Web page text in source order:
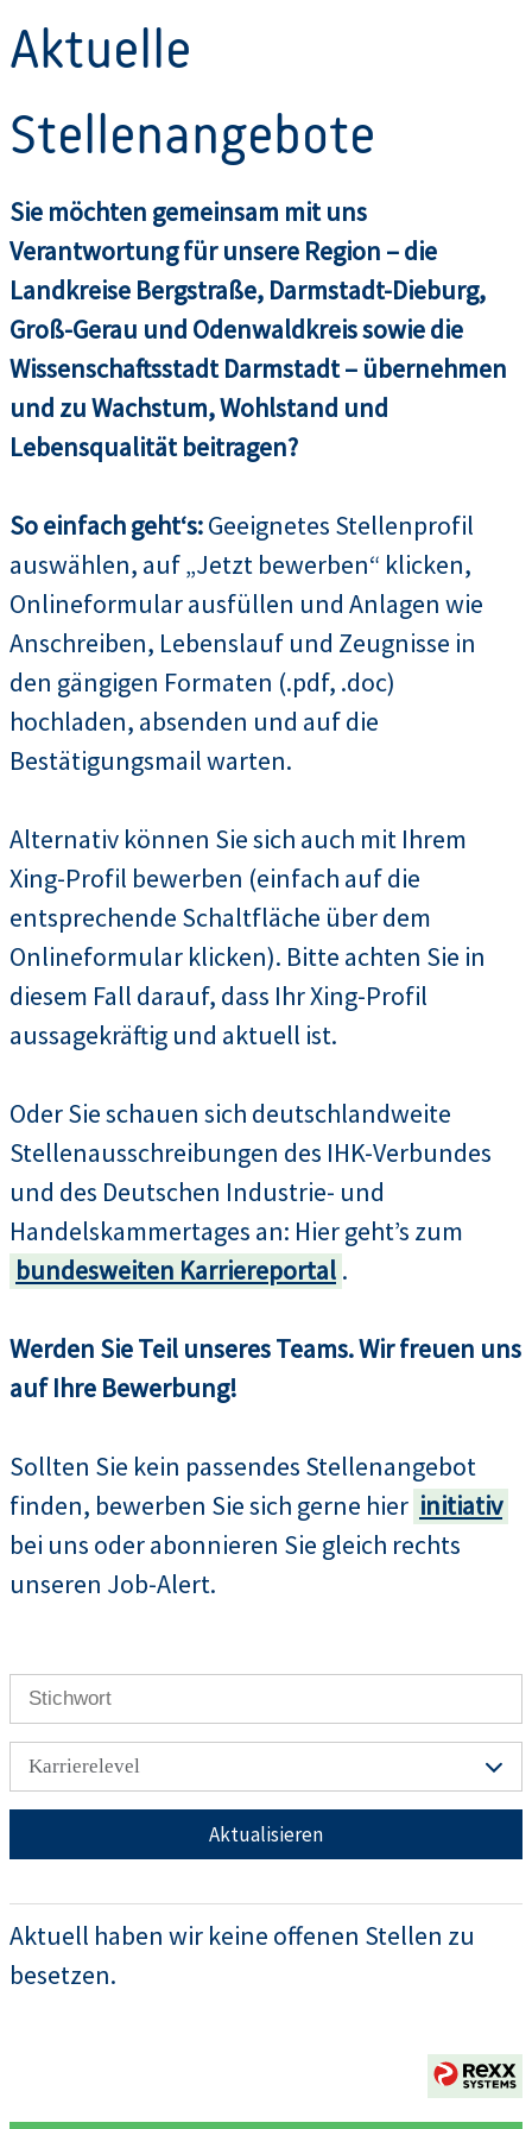
Aktuelle
Stellenangebote
Sie möchten gemeinsam mit uns
Verantwortung für unsere Region – die
Landkreise Bergstraße, Darmstadt-Dieburg,
Groß-Gerau und Odenwaldkreis sowie die
Wissenschaftsstadt Darmstadt – übernehmen
und zu Wachstum, Wohlstand und
Lebensqualität beitragen?
So einfach geht‘s:Geeignetes Stellenprofil
auswählen, auf „Jetzt bewerben“ klicken,
Onlineformular ausfüllen und Anlagen wie
Anschreiben, Lebenslauf und Zeugnisse in
den gängigen Formaten (.pdf, .doc)
hochladen, absenden und auf die
Bestätigungsmail warten.
Alternativ können Sie sich auch mit Ihrem
Xing-Profil bewerben (einfach auf die
entsprechende Schaltfläche über dem
Onlineformular klicken). Bitte achten Sie in
diesem Fall darauf, dass Ihr Xing-Profil
aussagekräftig und aktuell ist.
Oder Sie schauen sich deutschlandweite
Stellenausschreibungen des IHK-Verbundes
und des Deutschen Industrie- und
Handelskammertages an: Hier geht’s zum
bundesweiten Karriereportal .
Werden Sie Teil unseres Teams. Wir freuen uns
auf Ihre Bewerbung!
Sollten Sie kein passendes Stellenangebot
finden, bewerben Sie sich gerne hier initiativ
bei uns oder abonnieren Sie gleich rechts
unseren Job-Alert.
Karrierelevel
Aktualisieren
Aktuell haben wir keine offenen Stellen zu
besetzen.